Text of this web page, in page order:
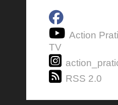
Action
TV
RSS 2.0